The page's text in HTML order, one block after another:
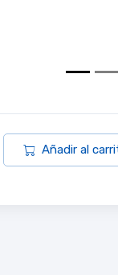
Añadir al